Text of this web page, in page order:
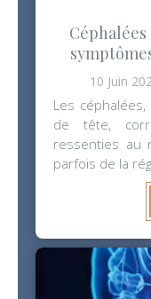
10 Juin
Les
de tête,
ressenties au
parfois de la